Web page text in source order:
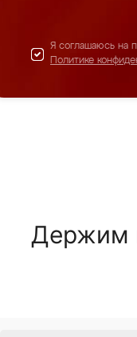
Я соглашаюсь на
Политике
Держим